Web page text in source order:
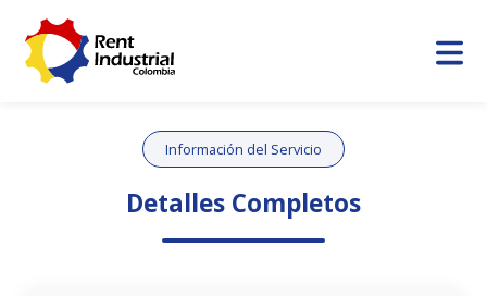
Información del Servicio
Detalles Completos